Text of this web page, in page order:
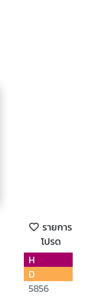
รายการ
โปรด
H
D
5856